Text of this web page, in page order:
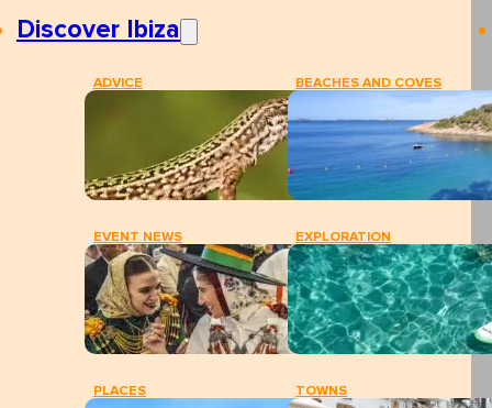
Discover Ibiza
ADVICE BEACHES AND COVES
EVENT NEWS EXPLORATION
PLACES TOWNS